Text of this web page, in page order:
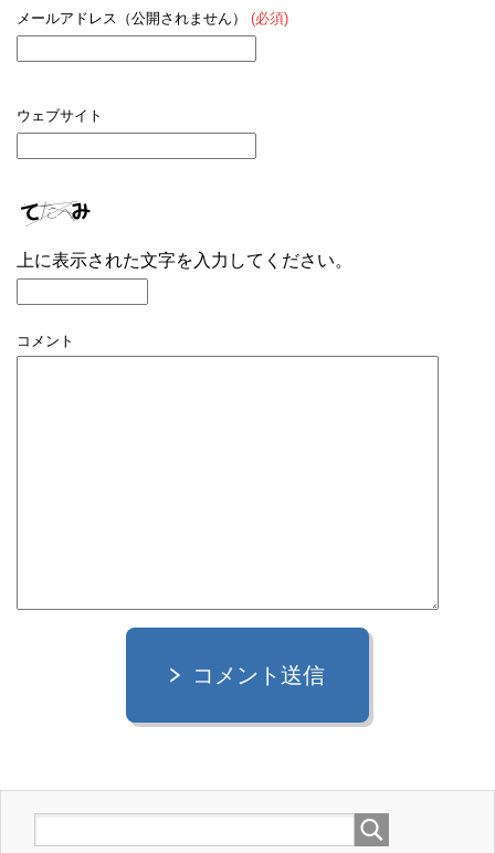
メールアドレス（公開されません） (必須)
ウェブサイト
上に表示された文字を入力してください。
コメント
コメント送信